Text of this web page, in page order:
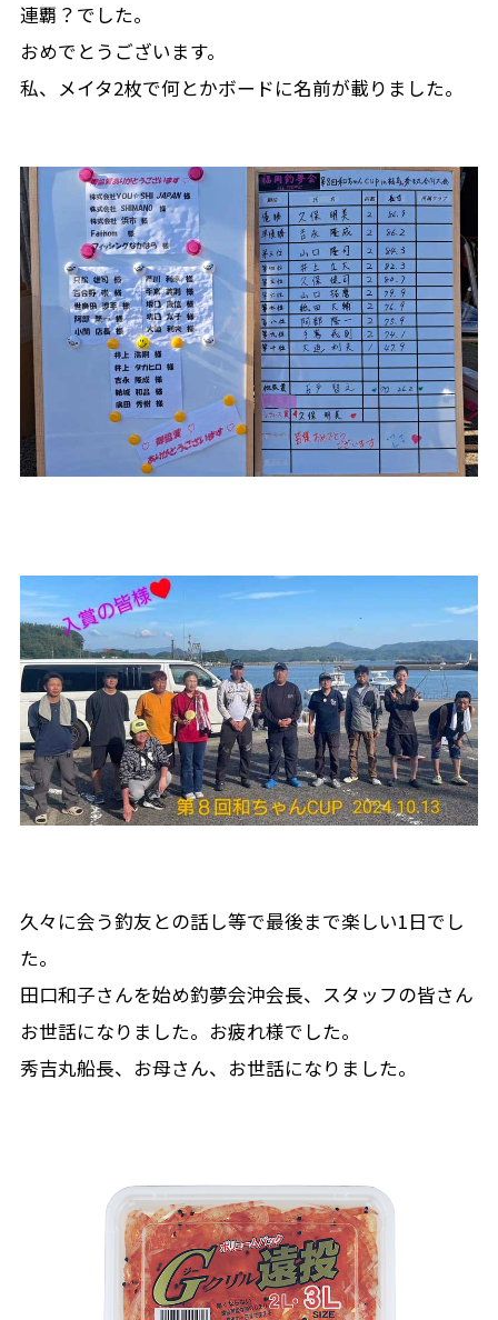
連覇？でした。
おめでとうございます。
私、メイタ2枚で何とかボードに名前が載りました。
久々に会う釣友との話し等で最後まで楽しい1日でし
た。
田口和子さんを始め釣夢会沖会長、スタッフの皆さん
お世話になりました。お疲れ様でした。
秀吉丸船長、お母さん、お世話になりました。